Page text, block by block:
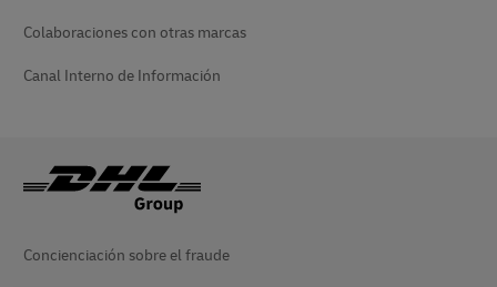
Colaboraciones con otras marcas
Canal Interno de Información
Concienciación sobre el fraude